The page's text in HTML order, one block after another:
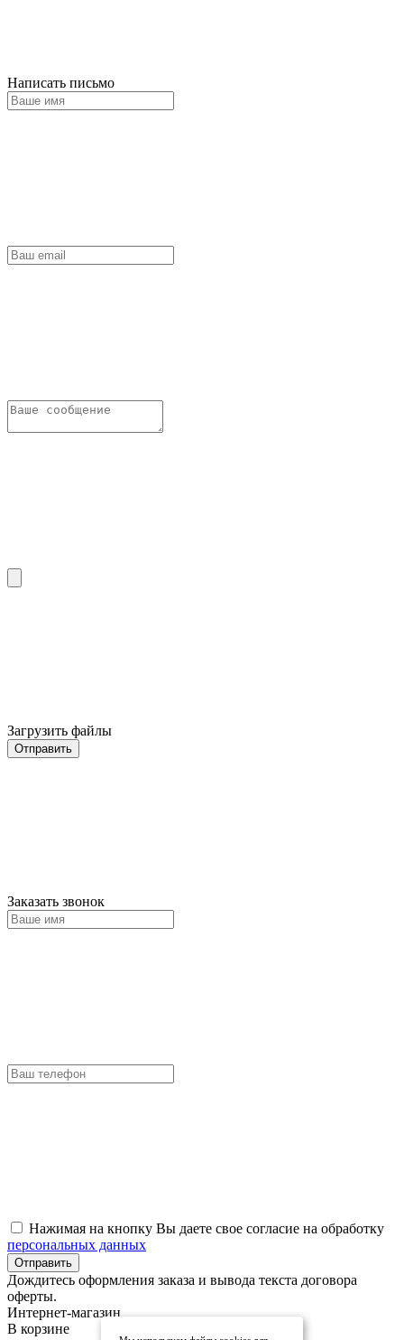
Написать письмо
Загрузить файлы
Отправить
Заказать звонок
Нажимая на кнопку Вы даете свое согласие на обработку
персональных данных
Отправить
Дождитесь оформления заказа и вывода текста договора
оферты.
Интернет-магазин
В корзине